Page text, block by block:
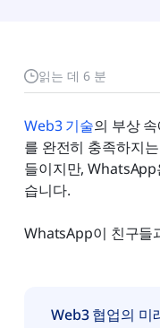
읽는 데 6 분
Web3 기술의 부상
를 완전히 충족하지
들이지만,
습니다.
WhatsApp이 친구들
Web3 협업의 미